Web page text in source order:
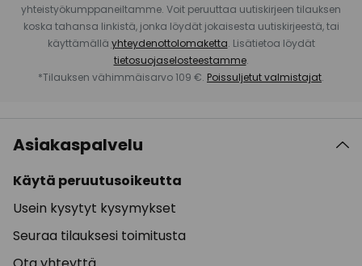
yhteistyökumppaneiltamme. Voit peruuttaa uutiskirjeen tilauksen
koska tahansa linkistä, jonka löydät jokaisesta uutiskirjeestä, tai
käyttämällä yhteydenottolomaketta. Lisätietoa löydät
tietosuojaselosteestamme.
*Tilauksen vähimmäisarvo 109 €. Poissuljetut valmistajat.
Asiakaspalvelu
Käytä peruutusoikeutta
Usein kysytyt kysymykset
Seuraa tilauksesi toimitusta